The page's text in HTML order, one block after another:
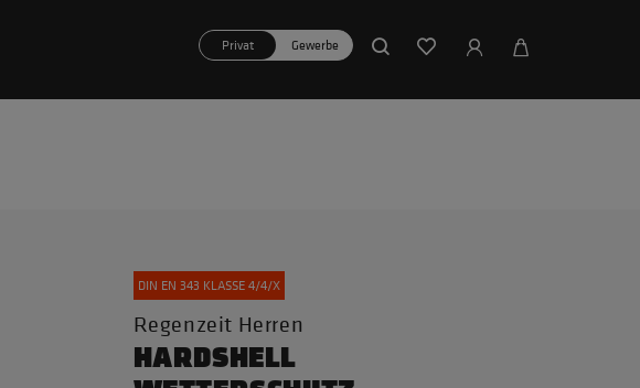
Privat Gewerbe
DIN EN 343 KLASSE 4/4/X
Regenzeit Herren
HARDSHELL